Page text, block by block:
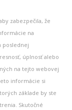
zabezpečila, že
na
poslednej
úplnosť alebo
na tejto webovej
informácie si
základe by ste
Skutočné